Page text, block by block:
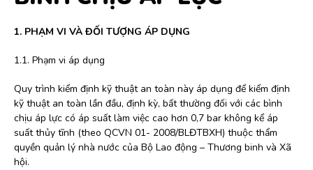
1. PHẠM VI VÀ ĐỐI TƯỢNG ÁP DỤNG
1.1. Phạm vi áp dụng
Quy trình kiểm định kỹ thuật an toàn này áp dụng để kiểm định
kỹ thuật an toàn lần đầu, định kỳ, bất thường đối với các bình
chịu áp lực có áp suất làm việc cao hơn 0,7 bar không kể áp
suất thủy tĩnh (theo QCVN 01- 2008/BLĐTBXH) thuộc thẩm
quyền quản lý nhà nước của Bộ Lao động – Thương binh và Xã
hội.